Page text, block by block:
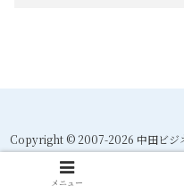
Copyright © 2007-2026 中田ビジ
メニュー